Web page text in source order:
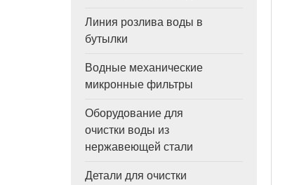
Линия розлива воды в
бутылки
Водные механические
микронные фильтры
Оборудование для
очистки воды из
нержавеющей стали
Детали для очистки